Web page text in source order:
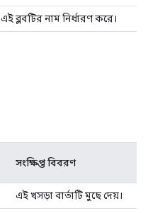
এই ব্লবটির নাম নির্ধারণ করে।
সংক্ষিপ্ত বিবরণ
এই খসড়া বার্তাটি মুছে দেয়।